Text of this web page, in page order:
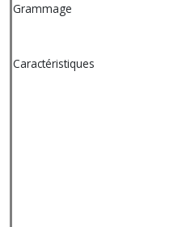
Grammage
Caractéristiques